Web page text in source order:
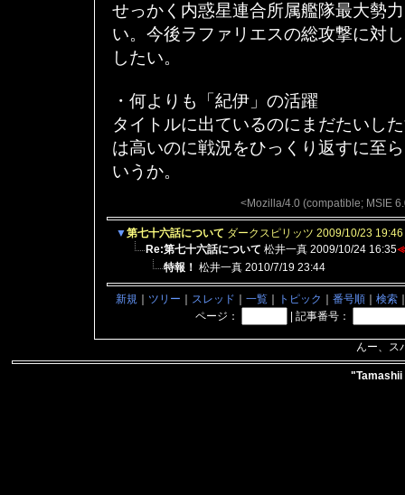
せっかく内惑星連合所属艦隊最大勢
い。今後ラファリエスの総攻撃に対
したい。
・何よりも「紀伊」の活躍
タイトルに出ているのにまだたいし
は高いのに戦況をひっくり返すに至
いうか。
<Mozilla/4.0 (compatible; MSIE
▼第七十六話について ダークスピリッツ 2009/10/23 19:46
Re:第七十六話について 松井一真 2009/10/24 16:35
特報！ 松井一真 2010/7/19 23:44
新規 ツリー スレッド 一覧 トピック 番号順 検索
ページ：
記事番号：
んー、ス